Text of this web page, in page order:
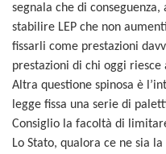
segnala che di
stabilire LEP che non
fissarli come prestazioni
prestazioni di chi oggi
Altra questione spinosa è
legge fissa una serie di
Consiglio la facoltà di
Lo Stato, qualora ce ne sia